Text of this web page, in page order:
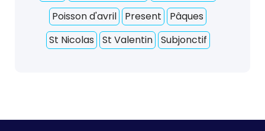
Poisson d'avril
Present
Pâques
St Nicolas
St Valentin Subjonctif